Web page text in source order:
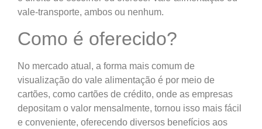
vale-transporte, ambos ou nenhum.
Como é oferecido?
No mercado atual, a forma mais comum de
visualização do vale alimentação é por meio de
cartões, como cartões de crédito, onde as empresas
depositam o valor mensalmente, tornou isso mais fácil
e conveniente, oferecendo diversos benefícios aos